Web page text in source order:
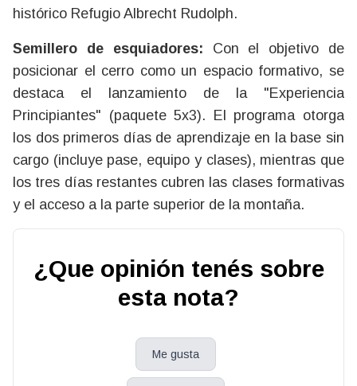
histórico Refugio Albrecht Rudolph.
Semillero de esquiadores: Con el objetivo de
posicionar el cerro como un espacio formativo, se
destaca el lanzamiento de la "Experiencia
Principiantes" (paquete 5x3). El programa otorga
los dos primeros días de aprendizaje en la base sin
cargo (incluye pase, equipo y clases), mientras que
los tres días restantes cubren las clases formativas
y el acceso a la parte superior de la montaña.
¿Que opinión tenés sobre
esta nota?
Me gusta